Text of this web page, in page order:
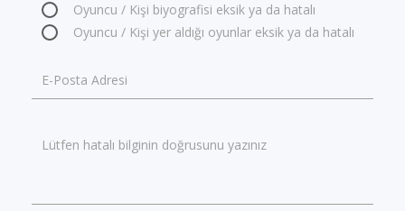
Oyuncu / Kişi biyografisi eksik ya da hatalı
Oyuncu / Kişi yer aldığı oyunlar eksik ya da hatalı
E-Posta Adresi
Lütfen hatalı bilginin doğrusunu yazınız